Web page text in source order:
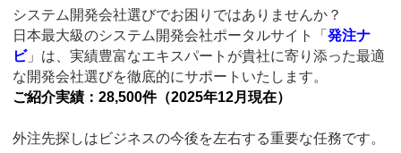
システム開発会社選びでお困りではありませんか？
日本最大級のシステム開発会社ポータルサイト「 発注ナ
ビ」は、実績豊富なエキスパートが貴社に寄り添った最適
な開発会社選びを徹底的にサポートいたします。
ご紹介実績：28,500件（2025年12月現在）
外注先探しはビジネスの今後を左右する重要な任務です。